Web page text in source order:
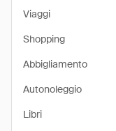
Viaggi
Shopping
Abbigliamento
Autonoleggio
Libri